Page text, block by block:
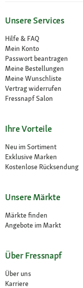
Unsere Services
Hilfe & FAQ
Mein Konto
Passwort beantragen
Meine Bestellungen
Meine Wunschliste
Vertrag widerrufen
Fressnapf Salon
Ihre Vorteile
Neu im Sortiment
Exklusive Marken
Kostenlose Rücksendung
Unsere Märkte
Märkte finden
Angebote im Markt
Über Fressnapf
Über uns
Karriere